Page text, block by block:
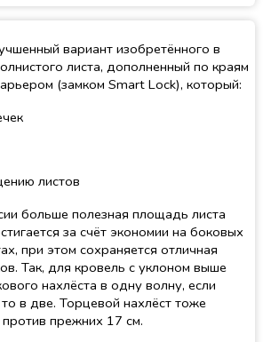
вариант изобретённого в
листа, дополненный по краям
(замком Smart Lock), который:
листов
больше полезная площадь листа
за счёт экономии на боковых
при этом сохраняется отличная
Так, для кровель с уклоном выше
нахлёста в одну волну, если
в две. Торцевой нахлёст тоже
прежних 17 см.